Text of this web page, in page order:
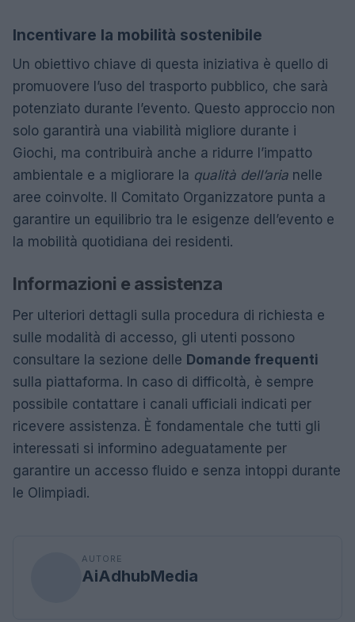
Incentivare la mobilità sostenibile
Un obiettivo chiave di questa iniziativa è quello di
promuovere l’uso del trasporto pubblico, che sarà
potenziato durante l’evento. Questo approccio non
solo garantirà una viabilità migliore durante i
Giochi, ma contribuirà anche a ridurre l’impatto
ambientale e a migliorare la qualità dell’aria nelle
aree coinvolte. Il Comitato Organizzatore punta a
garantire un equilibrio tra le esigenze dell’evento e
la mobilità quotidiana dei residenti.
Informazioni e assistenza
Per ulteriori dettagli sulla procedura di richiesta e
sulle modalità di accesso, gli utenti possono
consultare la sezione delle Domande frequenti
sulla piattaforma. In caso di difficoltà, è sempre
possibile contattare i canali ufficiali indicati per
ricevere assistenza. È fondamentale che tutti gli
interessati si informino adeguatamente per
garantire un accesso fluido e senza intoppi durante
le Olimpiadi.
AUTORE
AiAdhubMedia